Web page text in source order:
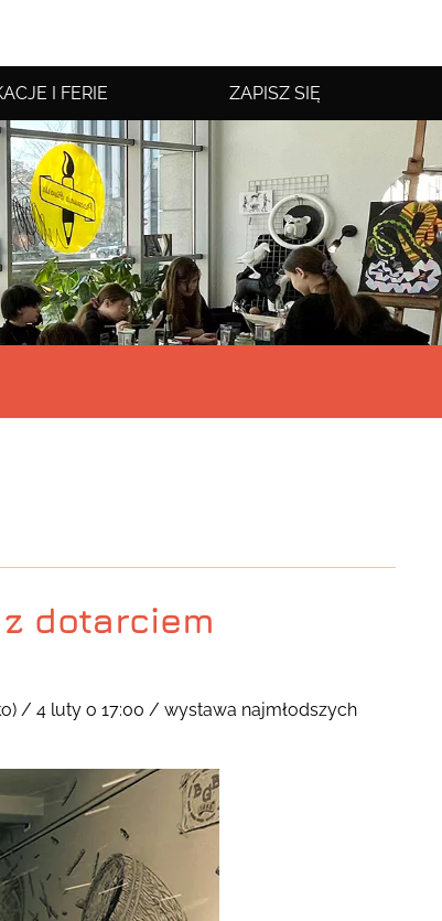
I FERIE ZAPISZ SIĘ
dotarciem
/ 4 luty o 17:00 / wystawa najmłodszych